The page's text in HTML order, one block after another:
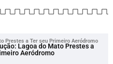
Prestes a Ter seu Primeiro Aeródromo
Lagoa do Mato Prestes a
Aeródromo